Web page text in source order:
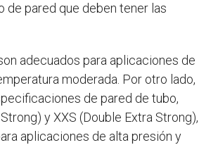
de pared que deben tener las
adecuados para aplicaciones de
moderada. Por otro lado,
de pared de tubo,
y XXS (Double Extra Strong),
aplicaciones de alta presión y